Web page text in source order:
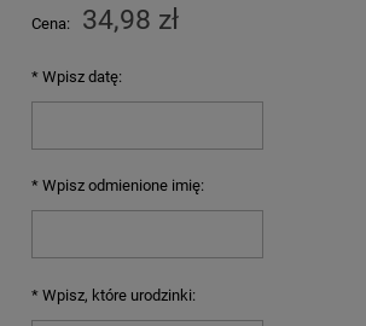
Cena: 34,98 zł
* Wpisz datę:
* Wpisz odmienione imię:
* Wpisz, które urodzinki: